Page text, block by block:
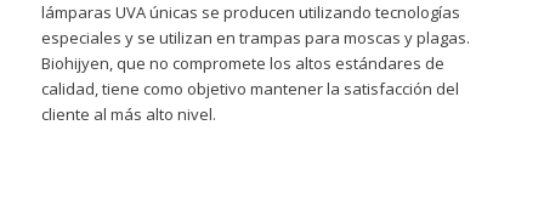
lámparas UVA únicas se producen utilizando tecnologías
especiales y se utilizan en trampas para moscas y plagas.
Biohijyen, que no compromete los altos estándares de
calidad, tiene como objetivo mantener la satisfacción del
cliente al más alto nivel.